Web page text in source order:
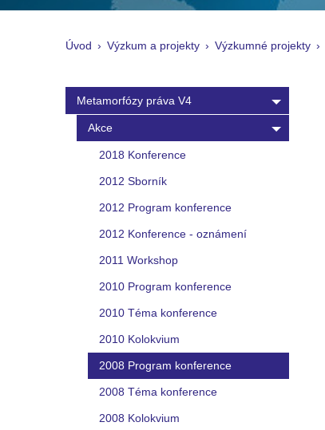
Úvod Výzkum a projekty Výzkumné projekty
Metamorfózy práva V4
Akce
2018 Konference
2012 Sborník
2012 Program konference
2012 Konference - oznámení
2011 Workshop
2010 Program konference
2010 Téma konference
2010 Kolokvium
2008 Program konference
2008 Téma konference
2008 Kolokvium